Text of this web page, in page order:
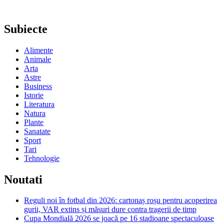
Subiecte
Alimente
Animale
Arta
Astre
Business
Istorie
Literatura
Natura
Plante
Sanatate
Sport
Tari
Tehnologie
Noutati
Reguli noi în fotbal din 2026: cartonaș roșu pentru acoperirea
gurii, VAR extins și măsuri dure contra tragerii de timp
Cupa Mondială 2026 se joacă pe 16 stadioane spectaculoase